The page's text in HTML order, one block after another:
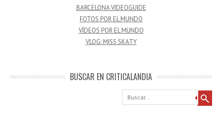
BARCELONA VIDEOGUIDE
FOTOS POR EL MUNDO
VÍDEOS POR EL MUNDO
VLOG: MISS SKATY
BUSCAR EN CRITICALANDIA
Buscar